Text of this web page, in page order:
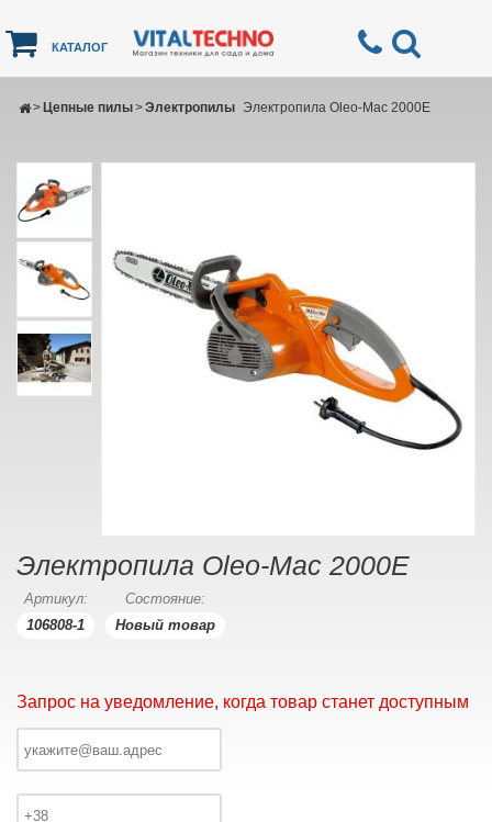
КАТАЛОГ
Цепные пилы
> Электропилы
> Электропила Oleo-Mac 2000Е
Электропила Oleo-Mac 2000Е
Артикул:
106808-1
Состояние:
Новый товар
Запрос на уведомление, когда товар станет доступным